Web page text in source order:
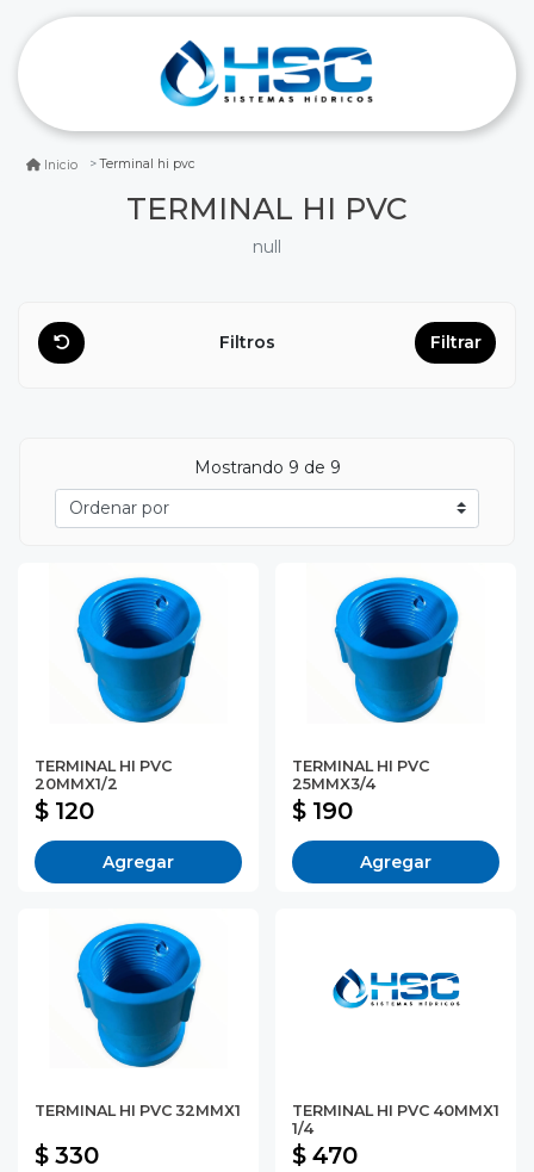
Inicio Terminal hi pvc
TERMINAL HI PVC
null
Filtros Filtrar
Mostrando 9 de 9
TERMINAL HI PVC
20MMX1/2
$ 120
Agregar
TERMINAL HI PVC
25MMX3/4
$ 190
Agregar
TERMINAL HI PVC 32MMX1
$ 330
TERMINAL HI PVC 40MMX1
1/4
$ 470